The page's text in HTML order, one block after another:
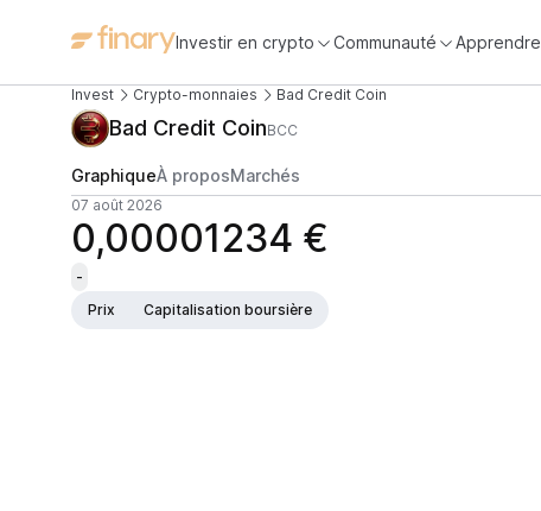
Investir en crypto Communauté Apprendre
Invest Crypto-monnaies Bad Credit Coin
Bad Credit CoinBCC
GraphiqueÀ proposMarchés
07 août 2026
0,00001234 €
-
Prix
Capitalisation boursière